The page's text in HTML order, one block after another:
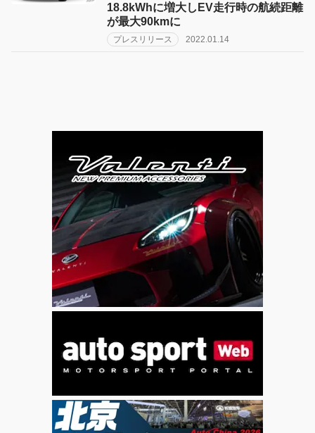
18.8kWhに増大しEV走行時の航続距離
が最大90kmに
プレスリリース 2022.01.14